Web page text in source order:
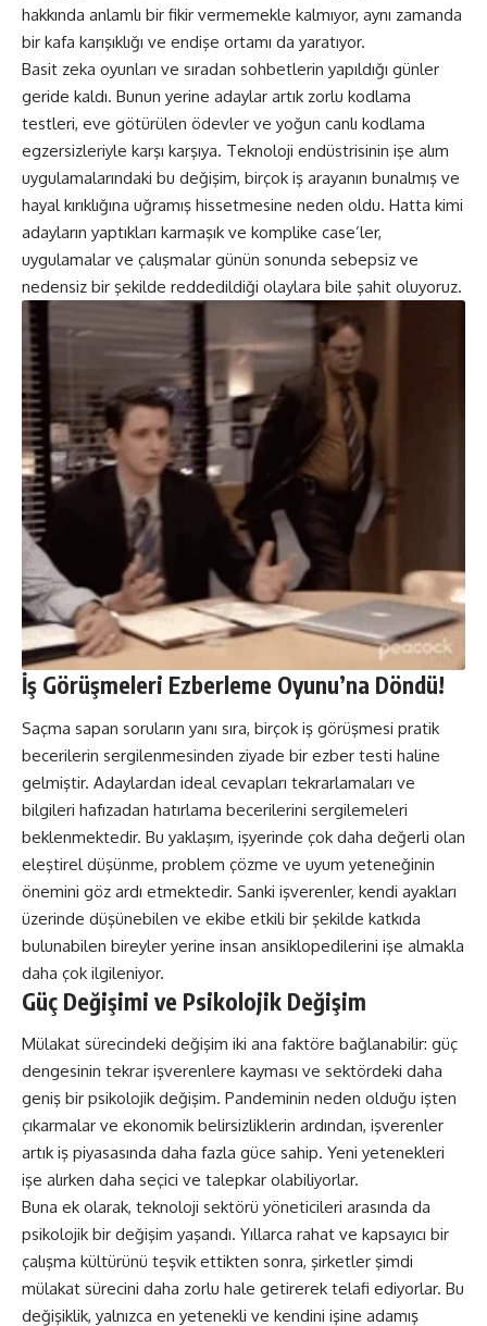
hakkında anlamlı bir fikir vermemekle kalmıyor, aynı zamanda
bir kafa karışıklığı ve endişe ortamı da yaratıyor.
Basit zeka oyunları ve sıradan sohbetlerin yapıldığı günler
geride kaldı. Bunun yerine adaylar artık zorlu kodlama
testleri, eve götürülen ödevler ve yoğun canlı kodlama
egzersizleriyle karşı karşıya. Teknoloji endüstrisinin işe alım
uygulamalarındaki bu değişim, birçok iş arayanın bunalmış ve
hayal kırıklığına uğramış hissetmesine neden oldu. Hatta kimi
adayların yaptıkları karmaşık ve komplike case’ler,
uygulamalar ve çalışmalar günün sonunda sebepsiz ve
nedensiz bir şekilde reddedildiği olaylara bile şahit oluyoruz.
İş Görüşmeleri Ezberleme Oyunu’na Döndü!
Saçma sapan soruların yanı sıra, birçok iş görüşmesi pratik
becerilerin sergilenmesinden ziyade bir ezber testi haline
gelmiştir. Adaylardan ideal cevapları tekrarlamaları ve
bilgileri hafızadan hatırlama becerilerini sergilemeleri
beklenmektedir. Bu yaklaşım, işyerinde çok daha değerli olan
eleştirel düşünme, problem çözme ve uyum yeteneğinin
önemini göz ardı etmektedir. Sanki işverenler, kendi ayakları
üzerinde düşünebilen ve ekibe etkili bir şekilde katkıda
bulunabilen bireyler yerine insan ansiklopedilerini işe almakla
daha çok ilgileniyor.
Güç Değişimi ve Psikolojik Değişim
Mülakat sürecindeki değişim iki ana faktöre bağlanabilir: güç
dengesinin tekrar işverenlere kayması ve sektördeki daha
geniş bir psikolojik değişim. Pandeminin neden olduğu işten
çıkarmalar ve ekonomik belirsizliklerin ardından, işverenler
artık iş piyasasında daha fazla güce sahip. Yeni yetenekleri
işe alırken daha seçici ve talepkar olabiliyorlar.
Buna ek olarak, teknoloji sektörü yöneticileri arasında da
psikolojik bir değişim yaşandı. Yıllarca rahat ve kapsayıcı bir
çalışma kültürünü teşvik ettikten sonra, şirketler şimdi
mülakat sürecini daha zorlu hale getirerek telafi ediyorlar. Bu
değişiklik, yalnızca en yetenekli ve kendini işine adamış